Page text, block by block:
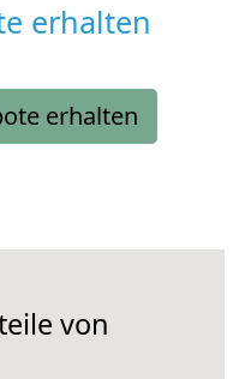
erhalten
erhalten
von